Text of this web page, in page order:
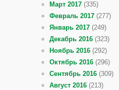
Март 2017 (335)
Февраль 2017 (277)
Январь 2017 (249)
Декабрь 2016 (323)
Ноябрь 2016 (292)
Октябрь 2016 (296)
Сентябрь 2016 (309)
Август 2016 (213)